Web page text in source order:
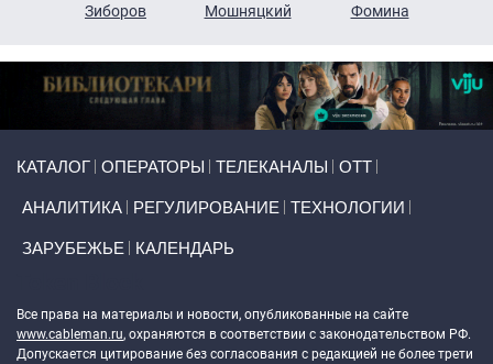
Зиборов
Мошняцкий
Фомина
КАТАЛОГ ОПЕРАТОРЫ ТЕЛЕКАНАЛЫ ОТТ
АНАЛИТИКА РЕГУЛИРОВАНИЕ ТЕХНОЛОГИИ
ЗАРУБЕЖЬЕ КАЛЕНДАРЬ
Все права на материалы и новости, опубликованные на сайте
www.cableman.ru, охраняются в соответствии с законодательством РФ.
Допускается цитирование без согласования с редакцией не более трети